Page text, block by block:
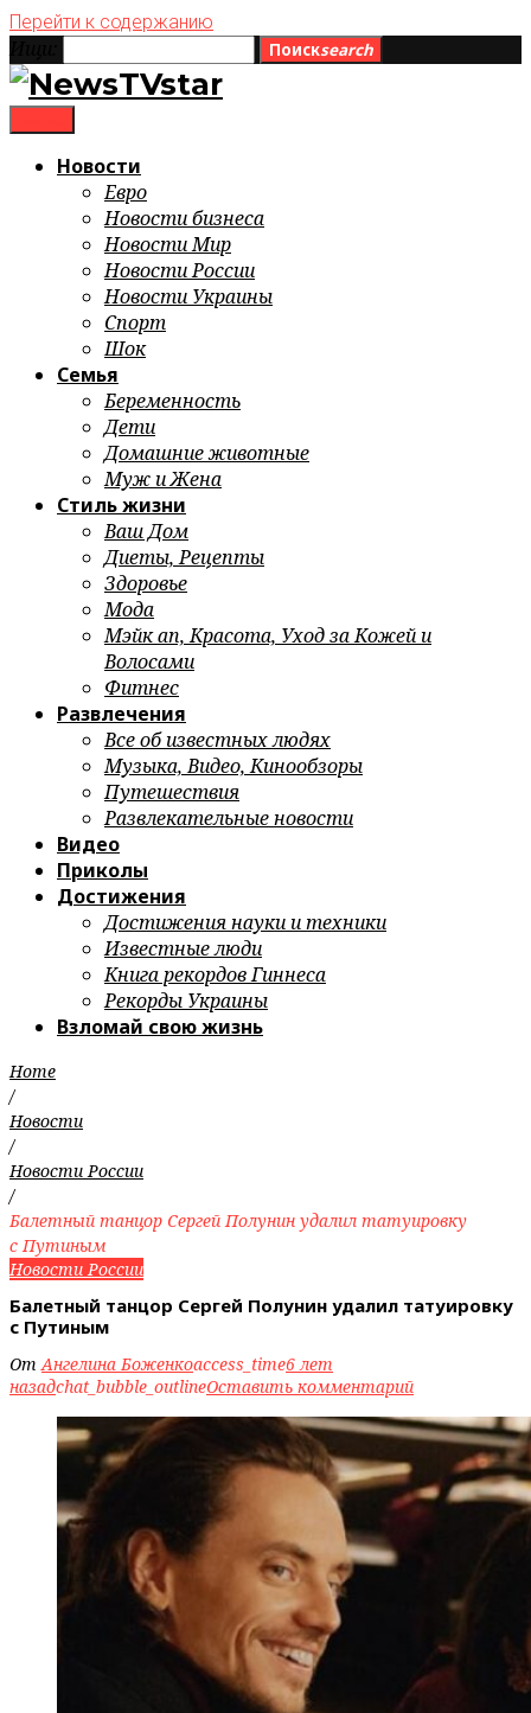
Перейти к содержанию
Поискsearch
Новости
Евро
Новости бизнеса
Новости Мир
Новости России
Новости Украины
Спорт
Шок
Семья
Беременность
Дети
Домашние животные
Муж и Жена
Стиль жизни
Ваш Дом
Диеты, Рецепты
Здоровье
Мода
Мэйк ап, Красота, Уход за Кожей и
Волосами
Фитнес
Развлечения
Все об известных людях
Музыка, Видео, Кинообзоры
Путешествия
Развлекательные новости
Видео
Приколы
Достижения
Достижения науки и техники
Известные люди
Книга рекордов Гиннеса
Рекорды Украины
Взломай свою жизнь
Home
/
Новости
/
Новости России
/
Балетный танцор Сергей Полунин удалил татуировку
с Путиным
Новости России
Балетный танцор Сергей Полунин удалил татуировку
с Путиным
ОтАнгелина Боженкоaccess_time6 лет
назадchat_bubble_outlineОставить комментарий